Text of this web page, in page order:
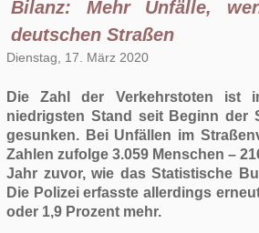
Bilanz: Mehr Unfälle,
deutschen Straßen
Dienstag, 17. März 2020
Die Zahl der Verkehrstoten ist
niedrigsten Stand seit Beginn der
gesunken. Bei Unfällen im
Zahlen zufolge 3.059 Menschen –
Jahr zuvor, wie das Statistische
Die Polizei erfasste allerdings
oder 1,9 Prozent mehr.